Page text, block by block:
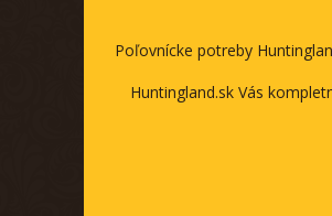
Poľovnícke potreby
Huntingland.sk Vás